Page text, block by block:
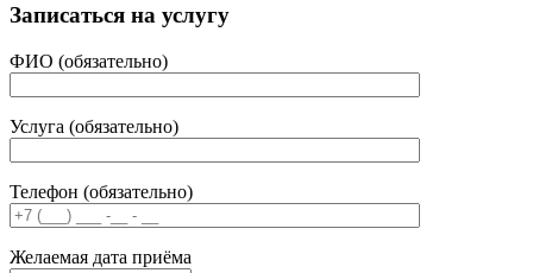
Записаться на услугу
ФИО (обязательно)
Услуга (обязательно)
Телефон (обязательно)
Желаемая дата приёма